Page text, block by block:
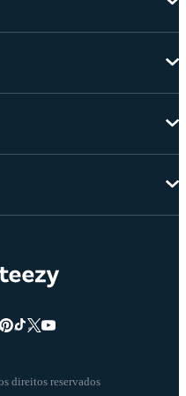
direitos reservados